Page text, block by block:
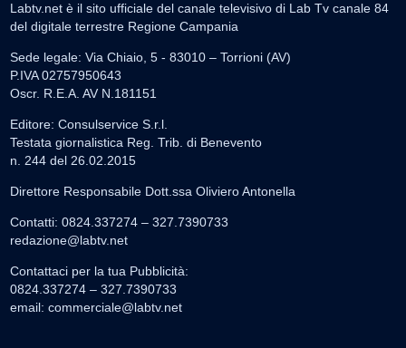
Labtv.net è il sito ufficiale del canale televisivo di Lab Tv canale 84
del digitale terrestre Regione Campania
Sede legale: Via Chiaio, 5 - 83010 – Torrioni (AV)
P.IVA 02757950643
Oscr. R.E.A. AV N.181151
Editore: Consulservice S.r.l.
Testata giornalistica Reg. Trib. di Benevento
n. 244 del 26.02.2015
Direttore Responsabile Dott.ssa Oliviero Antonella
Contatti: 0824.337274 – 327.7390733
redazione@labtv.net
Contattaci per la tua Pubblicità:
0824.337274 – 327.7390733
email: commerciale@labtv.net